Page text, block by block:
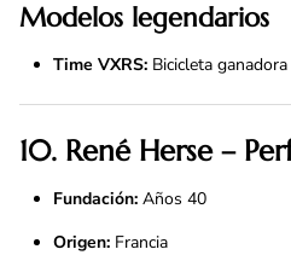
Modelos legendarios
Time VXRS: Bicicleta
10. René Herse –
Fundación: Años 40
Origen: Francia